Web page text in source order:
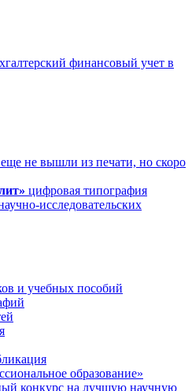
финансовый учет в
не вышли из печати, но скоро
цифровая типография
исследовательских
и учебных пособий
образование»
конкурс на лучшую научную